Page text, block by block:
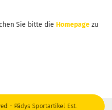
Sie bitte die Homepage zu
- Pädys Sportartikel Est.